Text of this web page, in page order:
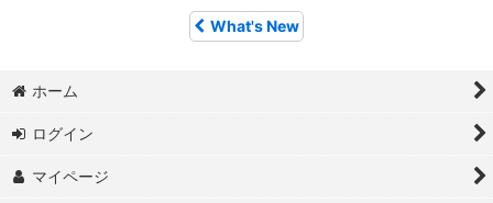
What's New
ホーム
ログイン
マイページ